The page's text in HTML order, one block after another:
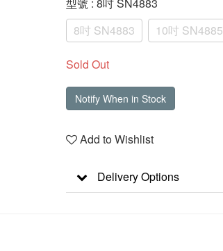
8吋 SN4883
10吋 SN4885
Sold Out
Notify When in Stock
Add to Wishlist
Delivery Options